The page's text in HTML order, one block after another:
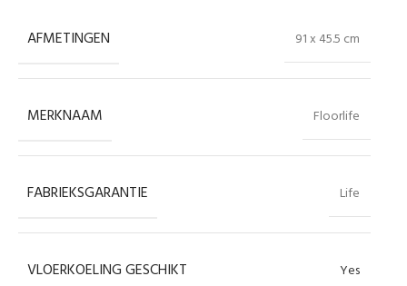
AFMETINGEN 91 x 45.5 cm
MERKNAAM Floorlife
FABRIEKSGARANTIE Life
VLOERKOELING GESCHIKT Yes